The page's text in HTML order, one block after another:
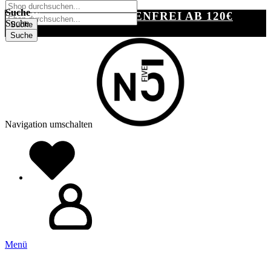
SUCHE
Suche
VERSANDKOSTENFREI AB 120€
Navigation umschalten
Menü
Suche
Suche
Suche